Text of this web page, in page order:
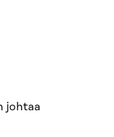
johtaa